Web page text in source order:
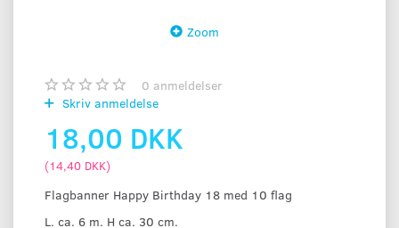
Zoom
0 anmeldelser
Skriv anmeldelse
18,00 DKK
(14,40 DKK)
Flagbanner Happy Birthday 18 med 10 flag
L. ca. 6 m. H ca. 30 cm.